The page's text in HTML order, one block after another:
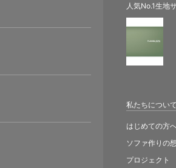
人気No.1生地
私たちについて
はじめての方
ソファ作りの
プロジェクト